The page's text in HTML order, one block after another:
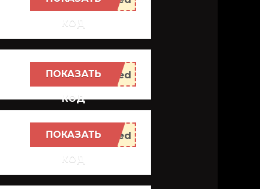
КОД
ПОКАЗАТЬ
КОД
ПОКАЗАТЬ
КОД